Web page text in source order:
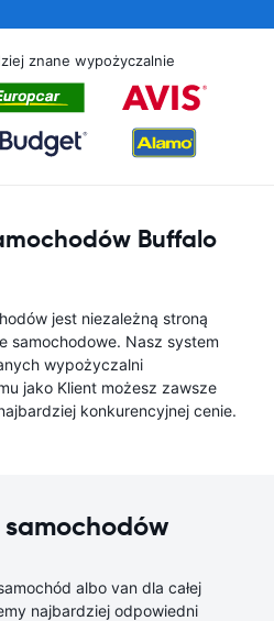
znane wypożyczalnie
Buffalo
jest niezależną stroną
samochodowe. Nasz system
wypożyczalni
jako Klient możesz zawsze
konkurencyjnej cenie.
albo van dla całej
najbardziej odpowiedni